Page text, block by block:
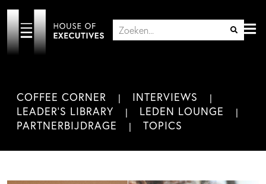
COFFEE CORNER
INTERVIEWS
LEADER'S LIBRARY
LEDEN LOUNGE
PARTNERBIJDRAGE
TOPICS